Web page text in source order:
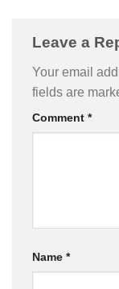
Leave a
Your email
fields are
Comment *
Name *